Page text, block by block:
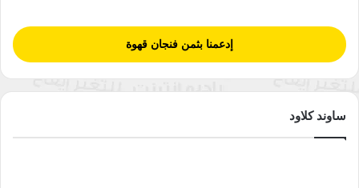
طبيبة أمريكية تلتقط سيلفي؛ كونها ستكون مادة مناسبة
للإنستغرام
إدعمنا بثمن فنجان قهوة
ساوند كلاود